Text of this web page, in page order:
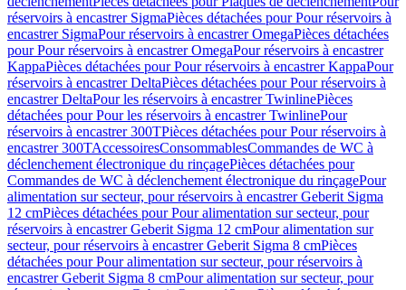
réservoirs à encastrer SigmaPièces détachées pour Pour réservoirs à
encastrer SigmaPour réservoirs à encastrer OmegaPièces détachées
pour Pour réservoirs à encastrer OmegaPour réservoirs à encastrer
KappaPièces détachées pour Pour réservoirs à encastrer KappaPour
réservoirs à encastrer DeltaPièces détachées pour Pour réservoirs à
encastrer DeltaPour les réservoirs à encastrer TwinlinePièces
détachées pour Pour les réservoirs à encastrer TwinlinePour
réservoirs à encastrer 300TPièces détachées pour Pour réservoirs à
encastrer 300TAccessoiresConsommablesCommandes de WC à
déclenchement électronique du rinçagePièces détachées pour
Commandes de WC à déclenchement électronique du rinçagePour
alimentation sur secteur, pour réservoirs à encastrer Geberit Sigma
12 cmPièces détachées pour Pour alimentation sur secteur, pour
réservoirs à encastrer Geberit Sigma 12 cmPour alimentation sur
secteur, pour réservoirs à encastrer Geberit Sigma 8 cmPièces
détachées pour Pour alimentation sur secteur, pour réservoirs à
encastrer Geberit Sigma 8 cmPour alimentation sur secteur, pour